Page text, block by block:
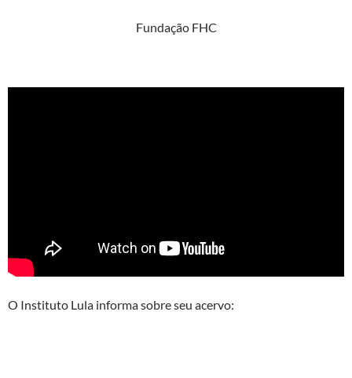
Fundação FHC
O Instituto Lula informa sobre seu acervo: